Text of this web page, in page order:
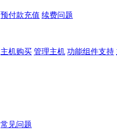
预付款充值 续费问题
主机购买 管理主机 功能组件支持
常见问题